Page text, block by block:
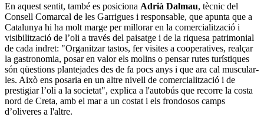
En aquest sentit, també es posiciona Adrià Dalmau, tècnic del
Consell Comarcal de les Garrigues i responsable, que apunta que a
Catalunya hi ha molt marge per millorar en la comercialització i
visibilització de l’oli a través del paisatge i de la riquesa patrimonial
de cada indret: "Organitzar tastos, fer visites a cooperatives, realçar
la gastronomia, posar en valor els molins o pensar rutes turístiques
són qüestions plantejades des de fa pocs anys i que ara cal muscular-
les. Això ens posaria en un altre nivell de comercialització i de
prestigiar l’oli a la societat", explica a l'autobús que recorre la costa
nord de Creta, amb el mar a un costat i els frondosos camps
d’oliveres a l'altre.